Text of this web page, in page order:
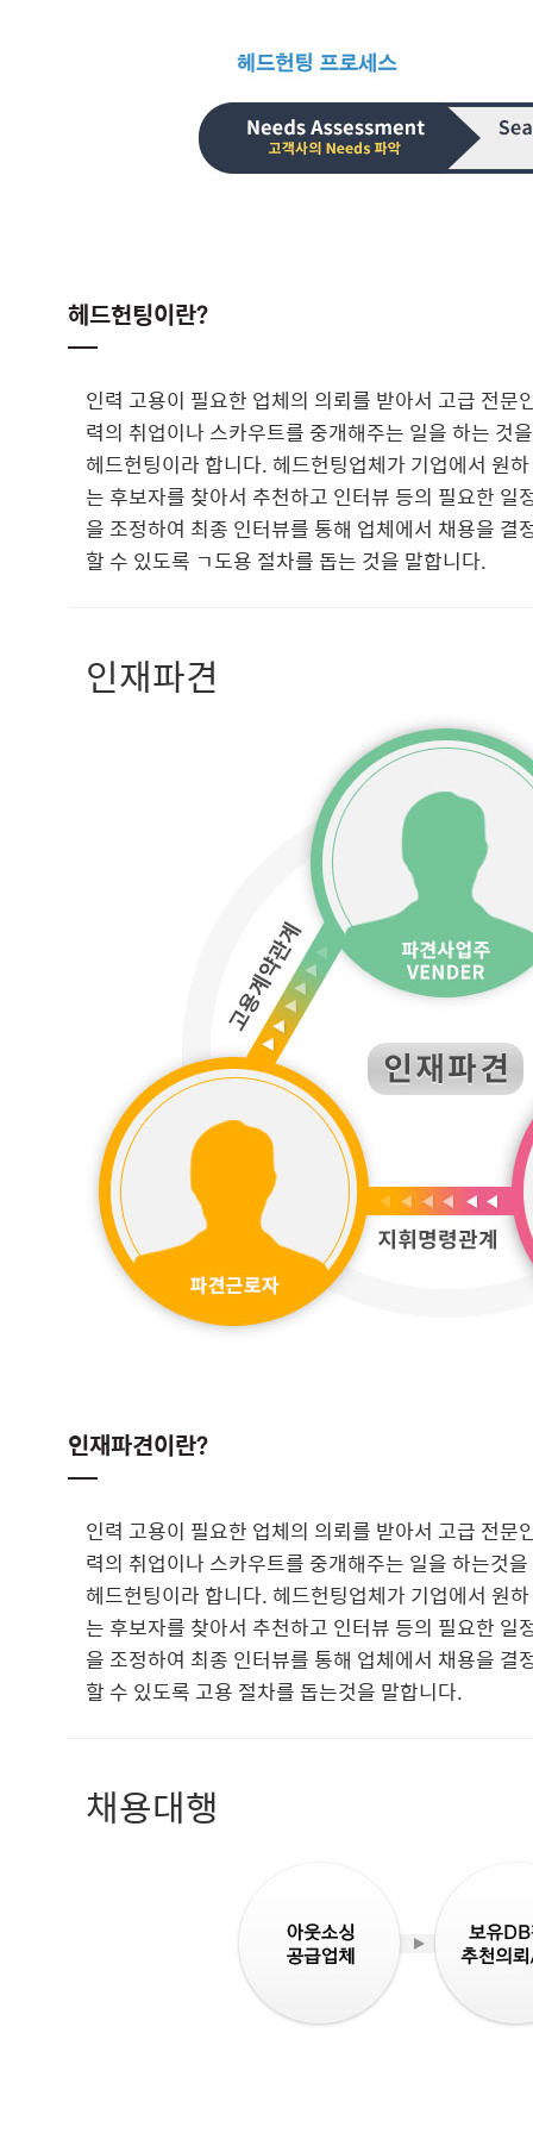
헤드헌팅이란?
인력 고용이 필요한 업체의 의뢰를 받아서 고급 전문
력의 취업이나 스카우트를 중개해주는 일을 하는 것을
헤드헌팅이라 합니다. 헤드헌팅업체가 기업에서 원하
는 후보자를 찾아서 추천하고 인터뷰 등의 필요한 일
을 조정하여 최종 인터뷰를 통해 업체에서 채용을 결
할 수 있도록 ㄱ도용 절차를 돕는 것을 말합니다.
인재파견
인재파견이란?
인력 고용이 필요한 업체의 의뢰를 받아서 고급 전문
력의 취업이나 스카우트를 중개해주는 일을 하는것을
헤드헌팅이라 합니다. 헤드헌팅업체가 기업에서 원하
는 후보자를 찾아서 추천하고 인터뷰 등의 필요한 일
을 조정하여 최종 인터뷰를 통해 업체에서 채용을 결
할 수 있도록 고용 절차를 돕는것을 말합니다.
채용대행